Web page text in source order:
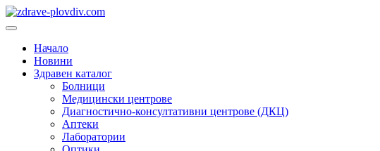
Преминете
към
Основно
Начало
Новини
Здравен каталог
Болници
Медицински центрове
Диагностично-консултативни центрове (ДКЦ)
Аптеки
Лаборатории